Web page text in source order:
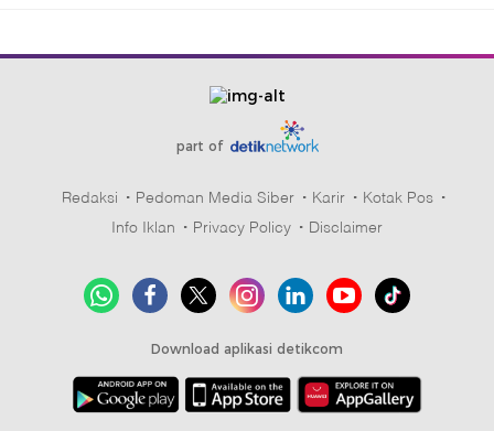
part of
Redaksi Pedoman Media Siber Karir
Kotak Pos
Info Iklan
Privacy Policy Disclaimer
Download aplikasi detikcom